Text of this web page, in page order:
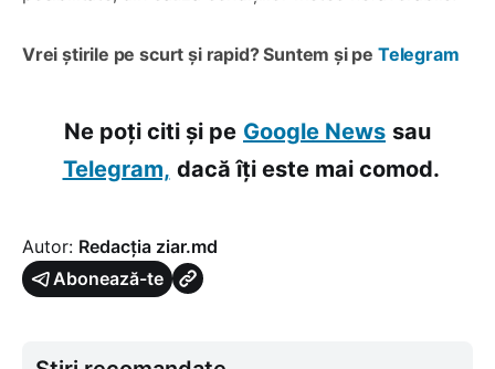
Vrei știrile pe scurt și rapid? Suntem și pe Telegram
Ne poți citi și pe Google News sau
Telegram, dacă îți este mai comod.
Autor: Redacția ziar.md
Abonează-te